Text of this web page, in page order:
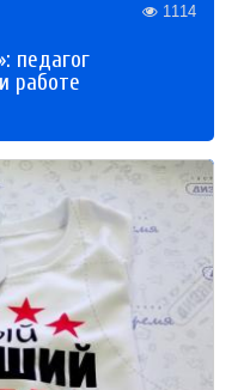
1114
педагог
работе